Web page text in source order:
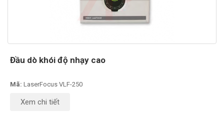
Đầu dò khói độ nhạy cao
Mã: LaserFocus VLF-250
Xem chi tiết